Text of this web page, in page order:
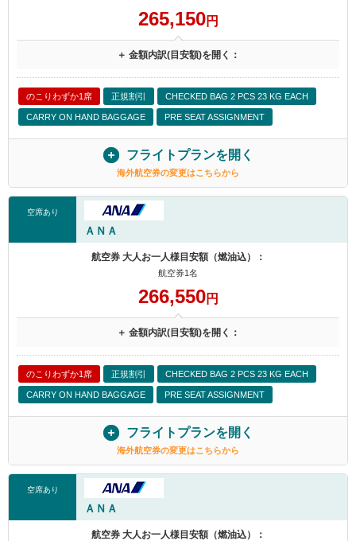
265,150円
＋ 金額内訳(目安額)を開く：
のこりわずか1席 正規割引 CHECKED BAG 2 PCS 23 KG EACH
CARRY ON HAND BAGGAGE PRE SEAT ASSIGNMENT
フライトプランを開く
海外航空券の変更はこちらから
空席あり
ＡＮＡ
航空券 大人お一人様目安額（燃油込）：
航空券1名
266,550円
＋ 金額内訳(目安額)を開く：
のこりわずか1席 正規割引 CHECKED BAG 2 PCS 23 KG EACH
CARRY ON HAND BAGGAGE PRE SEAT ASSIGNMENT
フライトプランを開く
海外航空券の変更はこちらから
空席あり
ＡＮＡ
航空券 大人お一人様目安額（燃油込）：